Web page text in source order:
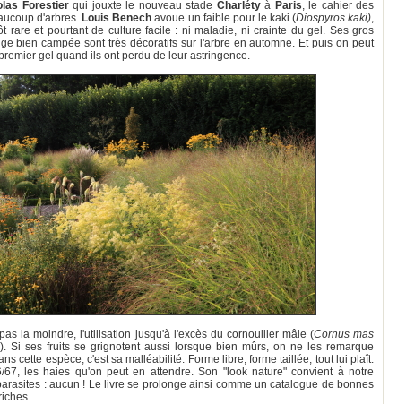
Forestierqui jouxte le nouveau stade Charlétyà Paris, le cahier des
d'arbres. Louis Benechavoue un faible pour le kaki (Diospyros kaki),
rare et pourtant de culture facile : ni maladie, ni crainte du gel. Ses gros
bien campée sont très décoratifs sur l'arbre en automne. Et puis on peut
gel quand ils ont perdu de leur astringence.
la moindre, l'utilisation jusqu'à l'excès du cornouiller mâle (Cornus mas
Si ses fruits se grignotent aussi lorsque bien mûrs, on ne les remarque
cette espèce, c'est sa malléabilité. Forme libre, forme taillée, tout lui plaît.
les haies qu'on peut en attendre. Son "look nature" convient à notre
: aucun ! Le livre se prolonge ainsi comme un catalogue de bonnes